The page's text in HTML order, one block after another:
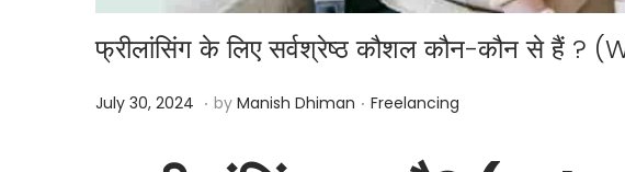
फ्रीलांसिंग के लिए सर्वश्रेष्ठ कौशल कौन-कौन से
Posted on
July 30, 2024 J. by Manish Dhiman . Posted in
Freelancing